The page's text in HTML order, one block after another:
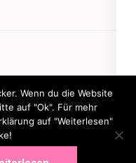
Wenn du die Website
auf "Ok". Für mehr
auf "Weiterlesen"